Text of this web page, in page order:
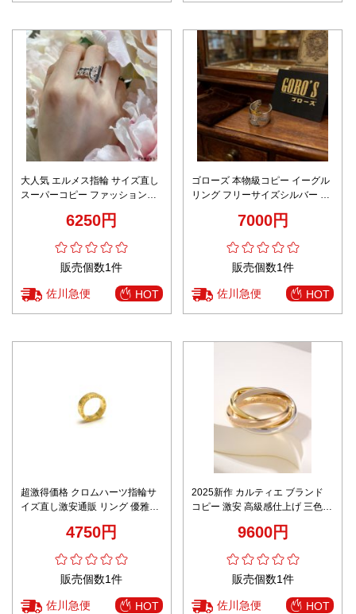
大人気 エルメス指輪 サイズ直し
スーパーコピー ファッション感
6250円
販売個数1件
佐川急便 HOT
ゴローズ 本物級コピー イーグル
リング フリーサイズシルバー 高
7000円
販売個数1件
佐川急便 HOT
超激得価格 クロムハーツ指輪サ
イズ直し激安通販 リング 優雅
4750円
販売個数1件
佐川急便 HOT
2025新作 カルティエ ブランド
コピー 激安 高級感仕上げ 三色リ
9600円
販売個数1件
佐川急便 HOT